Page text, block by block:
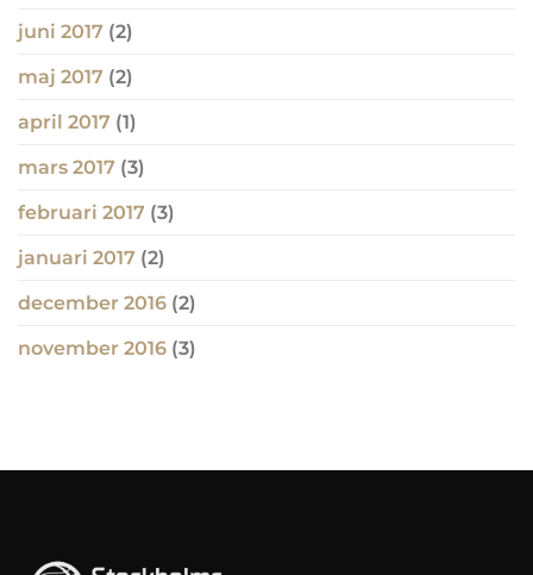
juni 2017 (2)
maj 2017 (2)
april 2017 (1)
mars 2017 (3)
februari 2017 (3)
januari 2017 (2)
december 2016 (2)
november 2016 (3)